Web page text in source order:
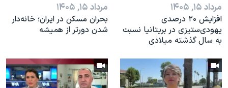
مرداد ۱۵, ۱۴۰۵
افزایش ۲۰ درصدی
یهودی‌ستیزی در بریتانیا نسبت
به سال گذشته میلادی
مرداد ۱۵, ۱۴۰۵
بحران مسکن در ایران؛ خانه‌دار
شدن دورتر از همیشه